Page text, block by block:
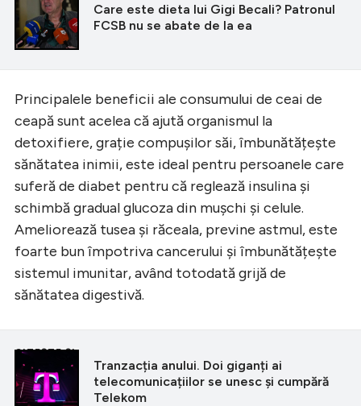
Care este dieta lui Gigi Becali? Patronul
FCSB nu se abate de la ea
Principalele beneficii ale consumului de ceai de
ceapă sunt acelea că ajută organismul la
detoxifiere, grație compușilor săi, îmbunătățește
sănătatea inimii, este ideal pentru persoanele care
suferă de diabet pentru că reglează insulina și
schimbă gradual glucoza din mușchi și celule.
Ameliorează tusea și răceala, previne astmul, este
foarte bun împotriva cancerului și îmbunătățește
sistemul imunitar, având totodată grijă de
sănătatea digestivă.
CITEȘTE ȘI
Tranzacția anului. Doi giganți ai
telecomunicațiilor se unesc și cumpără
Telekom